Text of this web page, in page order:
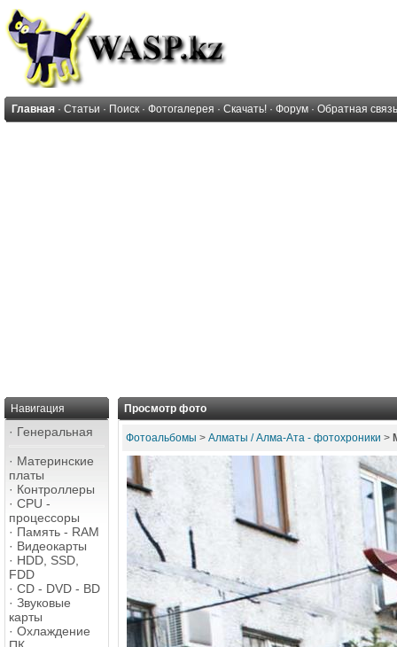
Главная · Статьи · Поиск · Фотогалерея · Скачать! · Форум · Обратная связь
Навигация
· Генеральная
· Материнские
платы
· Контроллеры
· CPU -
процессоры
· Память - RAM
· Видеокарты
· HDD, SSD,
FDD
· CD - DVD - BD
· Звуковые
карты
· Охлаждение
Просмотр фото
Фотоальбомы > Алматы / Алма-Ата - фотохроники >